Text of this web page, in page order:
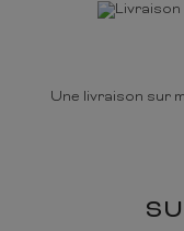
Une livraison sur